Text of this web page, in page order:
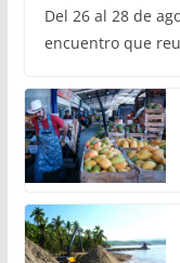
Del 26 al 28 de
encuentro que